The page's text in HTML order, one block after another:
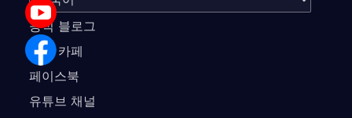
공식 블로그
공식 카페
페이스북
유튜브 채널